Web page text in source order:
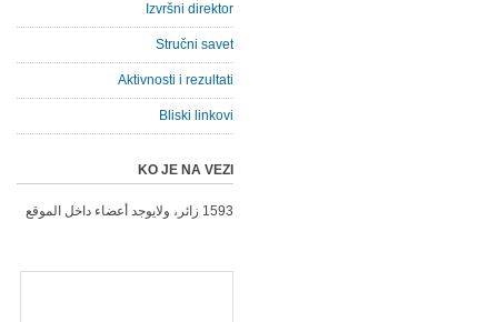
Izvršni direktor
Stručni savet
Aktivnosti i rezultati
Bliski linkovi
KO JE NA VEZI
1593 زائر، ولايوجد أعضاء داخل الموقع